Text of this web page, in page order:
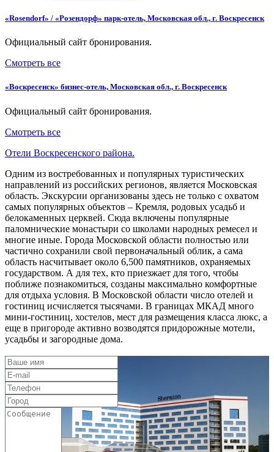
«Rosendorf» / «Розендорф» парк-отель, Московская обл., г. Воскресенск
Официальный сайт бронирования.
Смотреть все
«Воскресенск» бизнес-отель, Московская обл., г. Воскресенск
Официальный сайт бронирования.
Смотреть все
Отели Воскресенского района.
Одним из востребованных и популярных туристических
направлений из российских регионов, является Московская
область. Экскурсии организованы здесь не только с охватом
самых популярных объектов – Кремля, родовых усадьб и
белокаменных церквей. Сюда включены популярные
паломнические монастыри со школами народных ремесел и
многие иные. Города Московской области полностью или
частично сохранили свой первоначальный облик, а сама
область насчитывает около 6,500 памятников, охраняемых
государством. А для тех, кто приезжает для того, чтобы
поближе познакомиться, созданы максимально комфортные
для отдыха условия. В Московской области число отелей и
гостиниц исчисляется тысячами. В границах МКАД много
мини-гостиниц, хостелов, мест для размещения класса люкс, а
еще в пригороде активно возводятся придорожные мотели,
усадьбы и загородные дома.